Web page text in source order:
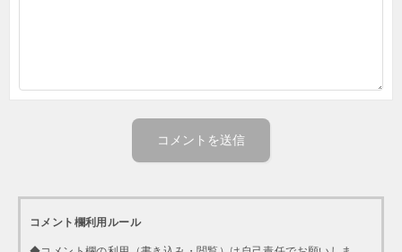
コメント欄利用ルール